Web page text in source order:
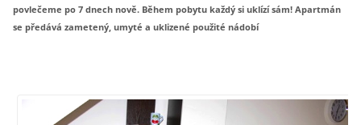
povlečeme po 7 dnech nově. Během pobytu každý si uklízí sám! Apartmán
se předává zametený, umyté a uklizené použité nádobí